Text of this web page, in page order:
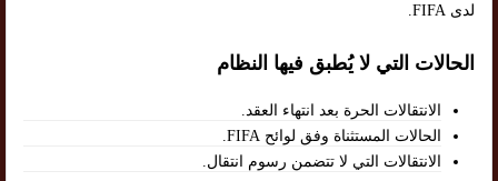
لدى FIFA.
الحالات التي لا يُطبق فيها النظام
الانتقالات الحرة بعد انتهاء العقد.
الحالات المستثناة وفق لوائح FIFA.
الانتقالات التي لا تتضمن رسوم انتقال.